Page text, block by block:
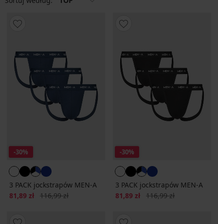
-30%
3 PACK jockstrapów MEN-A
Zniżka
81,89 zł Pierwotna cena
116,99 zł
-30%
3 PACK jockstrapów MEN-A
Zniżka
81,89 zł Pierwotna cena
116,99 zł